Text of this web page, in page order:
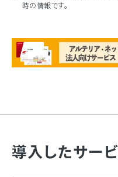
時の情報です。
導入したサー